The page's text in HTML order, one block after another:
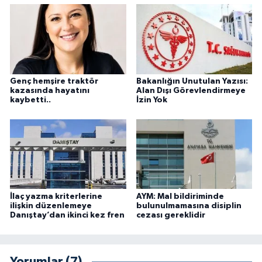
Genç hemşire traktör
kazasında hayatını
kaybetti..
Bakanlığın Unutulan Yazısı:
Alan Dışı Görevlendirmeye
İzin Yok
İlaç yazma kriterlerine
ilişkin düzenlemeye
Danıştay’dan ikinci kez fren
AYM: Mal bildiriminde
bulunulmamasına disiplin
cezası gereklidir